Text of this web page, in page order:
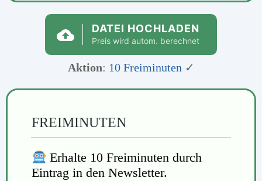
DATEI HOCHLADEN
Preis wird autom. berechnet
Aktion: 10 Freiminuten✓
FREIMINUTEN
Erhalte 10 Freiminuten durch
Eintrag in den Newsletter.